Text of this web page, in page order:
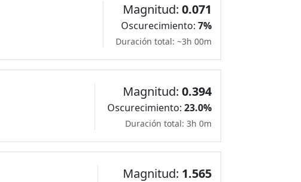
Magnitud: 0.071
Oscurecimiento: 7%
Duración total: ~3h 00m
Magnitud: 0.394
Oscurecimiento: 23.0%
Duración total: 3h 0m
Magnitud: 1.565